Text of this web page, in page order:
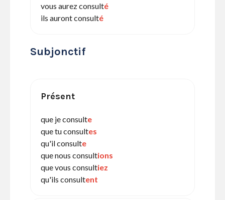
vous aurez consulté
ils auront consulté
Subjonctif
Présent
que je consulte
que tu consultes
qu'il consulte
que nous consultions
que vous consultiez
qu'ils consultent